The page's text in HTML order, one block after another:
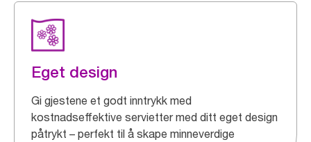
Eget design
Gi gjestene et godt inntrykk med
kostnadseffektive servietter med ditt eget design
påtrykt – perfekt til å skape minneverdige